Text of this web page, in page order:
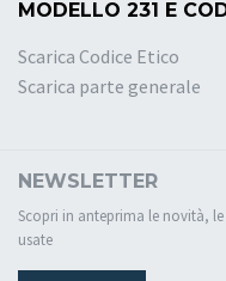
MODELLO 231 E
Scarica Codice Etico
Scarica parte generale
NEWSLETTER
Scopri in anteprima le novità,
usate